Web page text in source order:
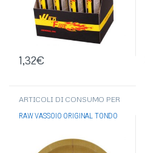
1,32€
ARTICOLI DI CONSUMO PER
PER FUMATORI,
GRINDER/ESTRATTORI/VASS
RAW VASSOIO ORIGINAL TONDO